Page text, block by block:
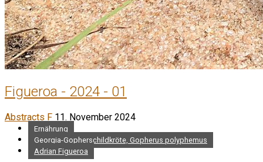
Figueroa - 2024 - 01
Abstracts F 11. November 2024
Ernährung
Georgia-Gopherschildkröte, Gopherus polyphemus
Adrian Figueroa